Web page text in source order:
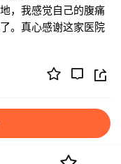
，我感觉自己的腹痛
。真心感谢这家医院